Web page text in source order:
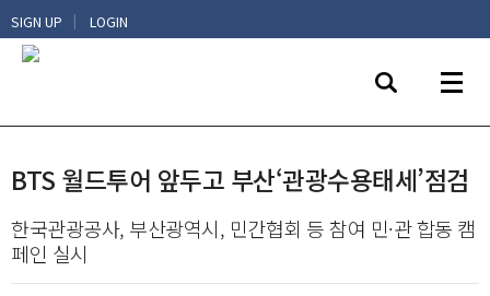
SIGN UP | LOGIN
BTS 월드투어 앞두고 부산‘관광수용태세’점검
한국관광공사, 부산광역시, 민간협회 등 참여 민·관 합동 캠
페인 실시